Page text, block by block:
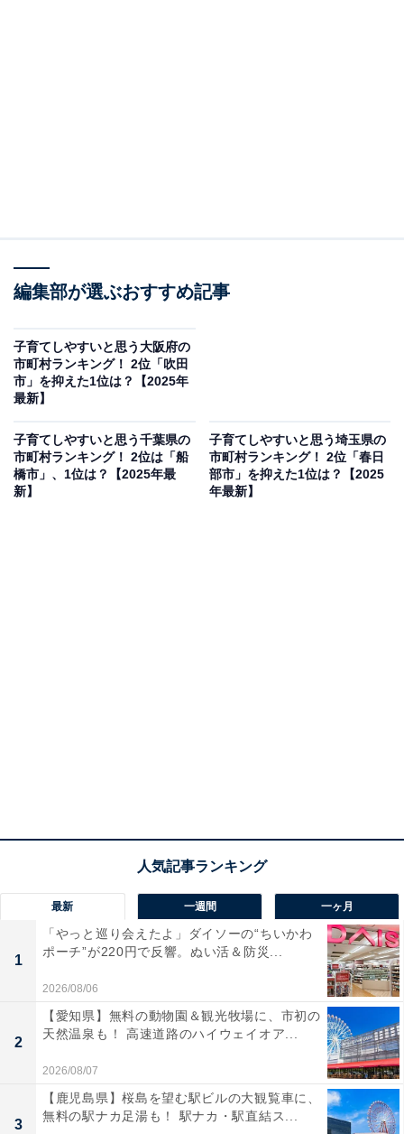
編集部が選ぶおすすめ記事
子育てしやすいと思う大阪府の
市町村ランキング！ 2位「吹田
市」を抑えた1位は？【2025年
最新】
子育てしやすいと思う千葉県の
市町村ランキング！ 2位は「船
橋市」、1位は？【2025年最
新】
子育てしやすいと思う埼玉県の
市町村ランキング！ 2位「春日
部市」を抑えた1位は？【2025
年最新】
最新 一週間 一ヶ月
1
「やっと巡り会えたよ」ダイソーの“ちいかわ
ポーチ”が220円で反響。ぬい活＆防災...
2026/08/06
2
【愛知県】無料の動物園＆観光牧場に、市初の
天然温泉も！ 高速道路のハイウェイオア...
2026/08/07
3
【鹿児島県】桜島を望む駅ビルの大観覧車に、
無料の駅ナカ足湯も！ 駅ナカ・駅直結ス...